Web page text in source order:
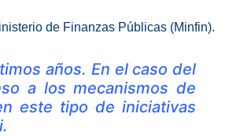
de Finanzas Públicas (Minfin).
años. En el caso del
a los mecanismos de
este tipo de iniciativas